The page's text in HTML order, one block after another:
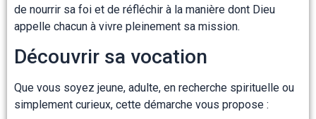
de nourrir sa foi et de réfléchir à la manière dont Dieu
appelle chacun à vivre pleinement sa mission.
Découvrir sa vocation
Que vous soyez jeune, adulte, en recherche spirituelle ou
simplement curieux, cette démarche vous propose :